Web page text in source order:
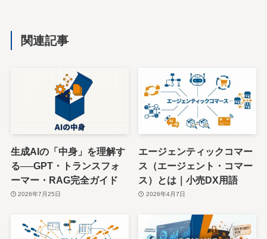
関連記事
生成AIの「中身」を理解す
る──GPT・トランスフォ
ーマー・RAG完全ガイド
2026年7月25日
エージェンティックコマー
ス（エージェント・コマー
ス）とは｜小売DX用語
2026年4月7日